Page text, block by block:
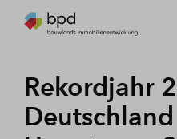
Rekordjahr